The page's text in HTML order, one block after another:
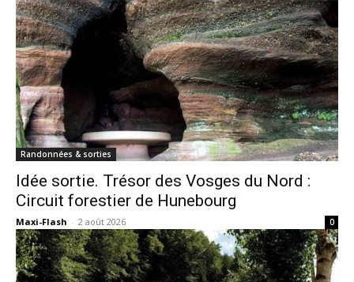
Randonnées & sorties
Idée sortie. Trésor des Vosges du Nord :
Circuit forestier de Hunebourg
Maxi-Flash - 2 août 2026 0